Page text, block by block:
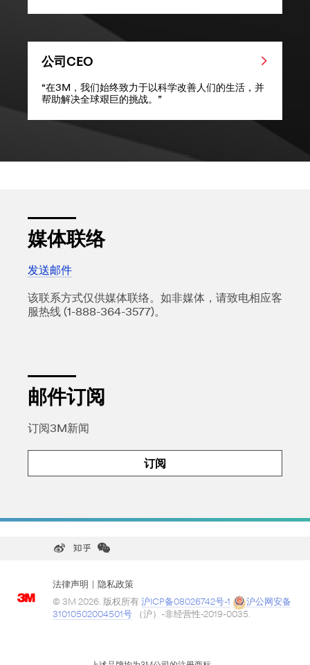
公司CEO
“在3M，我们始终致力于以科学改善人们的生活，并
帮助解决全球艰巨的挑战。”
媒体联络
发送邮件
该联系方式仅供媒体联络。如非媒体，请致电相应客
服热线 (1-888-364-3577)。
邮件订阅
订阅3M新闻
订阅
WeiboZhihuWeChat
法律声明
隐私政策
© 3M 2026. 版权所有沪ICP备08026742号-1
沪公网安备
31010502004501号 （沪）-非经营性-2019-0035.